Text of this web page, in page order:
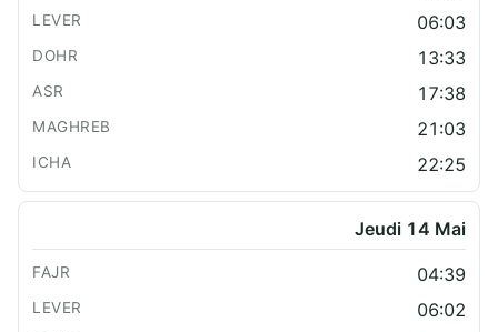
06:03
13:33
17:38
21:03
22:25
Jeudi 14 Mai
04:39
06:02